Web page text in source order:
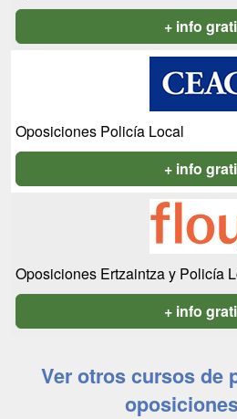
+ info
Oposiciones Policía Local
+ info
Oposiciones Ertzaintza y Policía
+ info
Ver otros cursos de